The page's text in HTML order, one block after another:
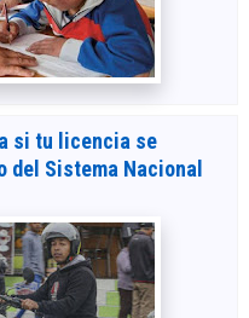
si tu licencia se
del Sistema Nacional